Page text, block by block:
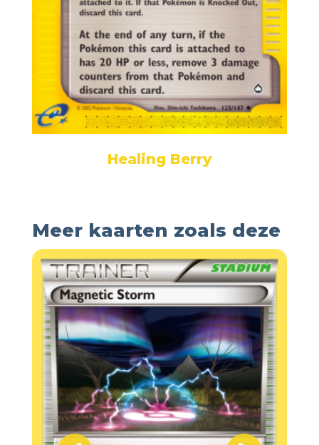
Healing Berry
Meer kaarten zoals deze